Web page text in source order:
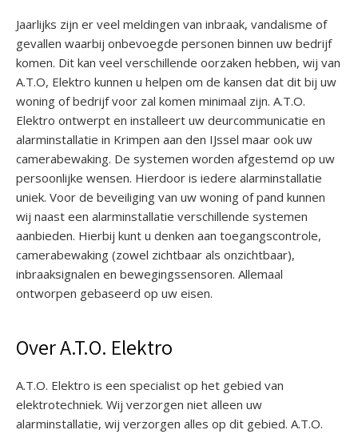
Jaarlijks zijn er veel meldingen van inbraak, vandalisme of
gevallen waarbij onbevoegde personen binnen uw bedrijf
komen. Dit kan veel verschillende oorzaken hebben, wij van
A.T.O, Elektro kunnen u helpen om de kansen dat dit bij uw
woning of bedrijf voor zal komen minimaal zijn. A.T.O.
Elektro ontwerpt en installeert uw deurcommunicatie en
alarminstallatie in Krimpen aan den IJssel maar ook uw
camerabewaking. De systemen worden afgestemd op uw
persoonlijke wensen. Hierdoor is iedere alarminstallatie
uniek. Voor de beveiliging van uw woning of pand kunnen
wij naast een alarminstallatie verschillende systemen
aanbieden. Hierbij kunt u denken aan toegangscontrole,
camerabewaking (zowel zichtbaar als onzichtbaar),
inbraaksignalen en bewegingssensoren. Allemaal
ontworpen gebaseerd op uw eisen.
Over A.T.O. Elektro
A.T.O. Elektro is een specialist op het gebied van
elektrotechniek. Wij verzorgen niet alleen uw
alarminstallatie, wij verzorgen alles op dit gebied. A.T.O.